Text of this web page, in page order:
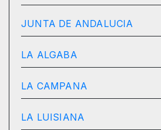
JUNTA DE ANDALUCIA
LA ALGABA
LA CAMPANA
LA LUISIANA